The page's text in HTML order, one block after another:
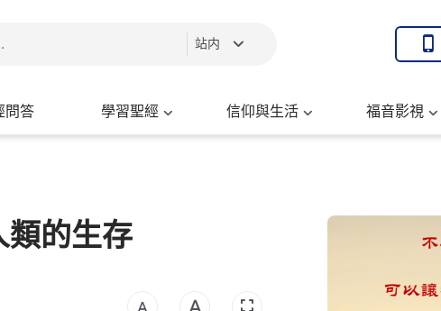
站内
問答 學習聖經 信仰與生活 福音影視
類的生存